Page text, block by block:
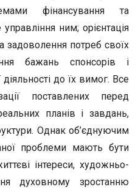
фінансування та
ним; орієнтація
задоволення потреб своїх
бажань спонсорів і
до їх вимог. Все
поставлених перед
планів і завдань,
Однак об’єднуючим
проблеми мають бути
інтереси, художньо-
духовному зростанню